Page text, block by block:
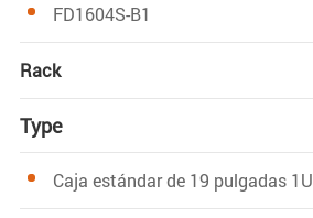
FD1604S-B1
Rack
Type
Caja estándar de 19 pulgadas 1U